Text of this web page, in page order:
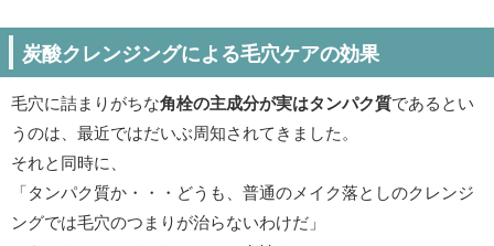
炭酸クレンジングによる毛穴ケアの効果
毛穴に詰まりがちな角栓の主成分が実はタンパク質であるとい
うのは、最近ではだいぶ周知されてきました。
それと同時に、
「タンパク質か・・・どうも、普通のメイク落としのクレンジ
ングでは毛穴のつまりが治らないわけだ」